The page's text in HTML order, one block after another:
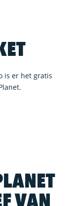
is er het gratis